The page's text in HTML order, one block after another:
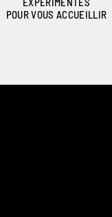
POUR VOUS ACCUEILLIR